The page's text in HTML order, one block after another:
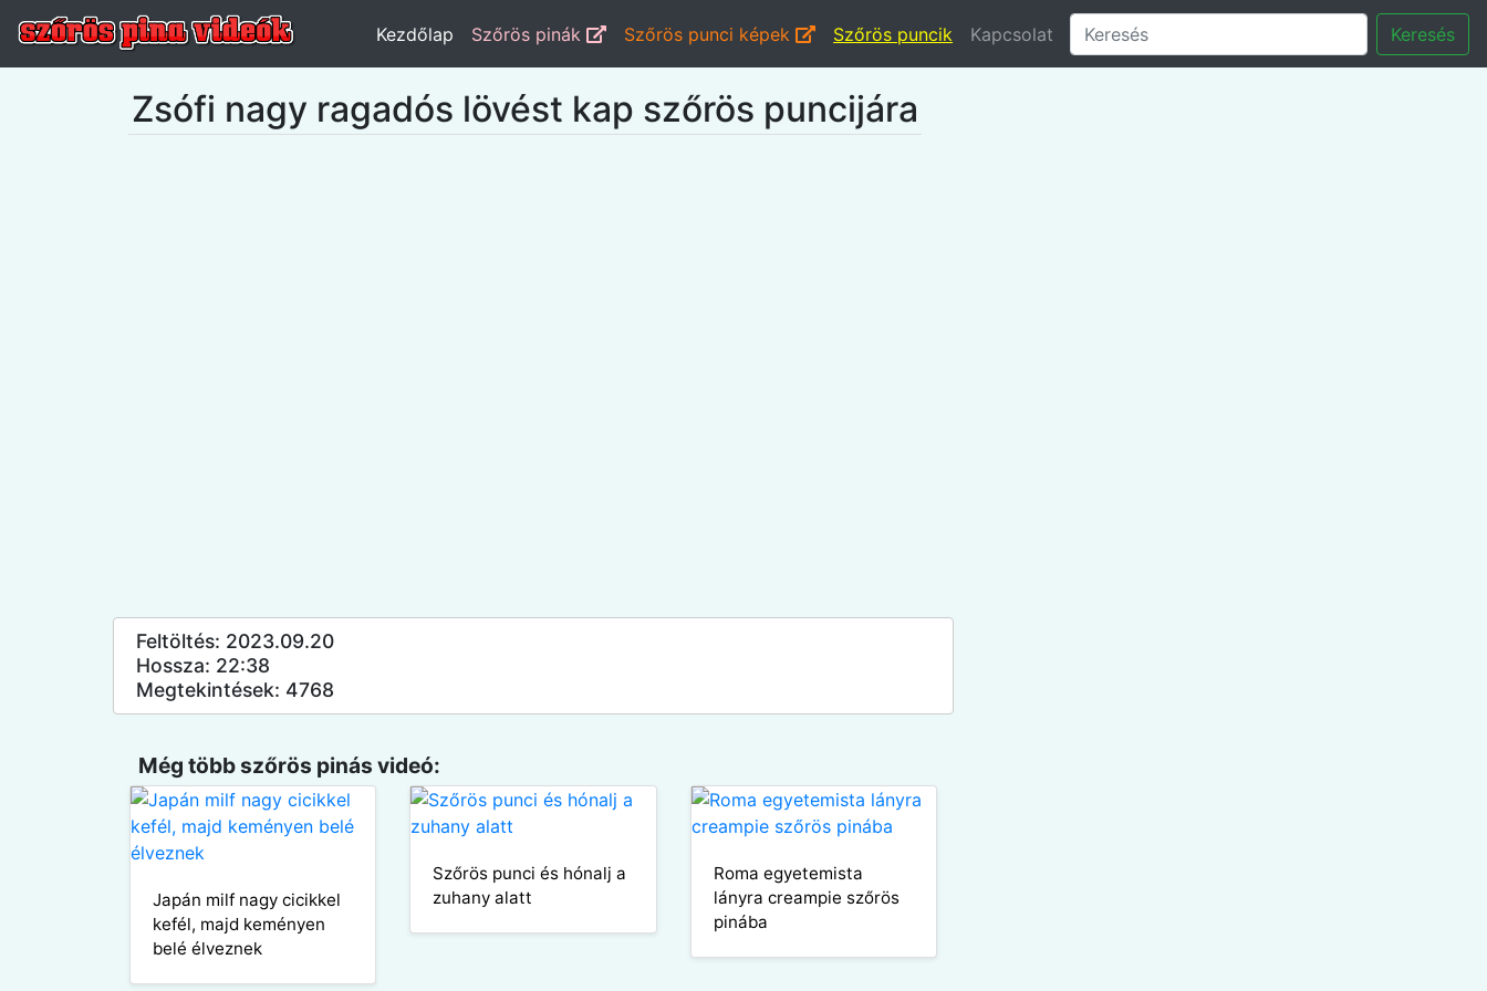
Kezdőlap Szőrös pinák Szőrös punci képek Szőrös puncik Kapcsolat Keresés
Zsófi nagy ragadós lövést kap szőrös puncijára
Feltöltés: 2023.09.20
Hossza: 22:38
Megtekintések: 4768
Még több szőrös pinás videó:
Japán milf nagy cicikkel
kefél, majd keményen
belé élveznek
Szőrös punci és hónalj a
zuhany alatt
Roma egyetemista
lányra creampie szőrös
pinába